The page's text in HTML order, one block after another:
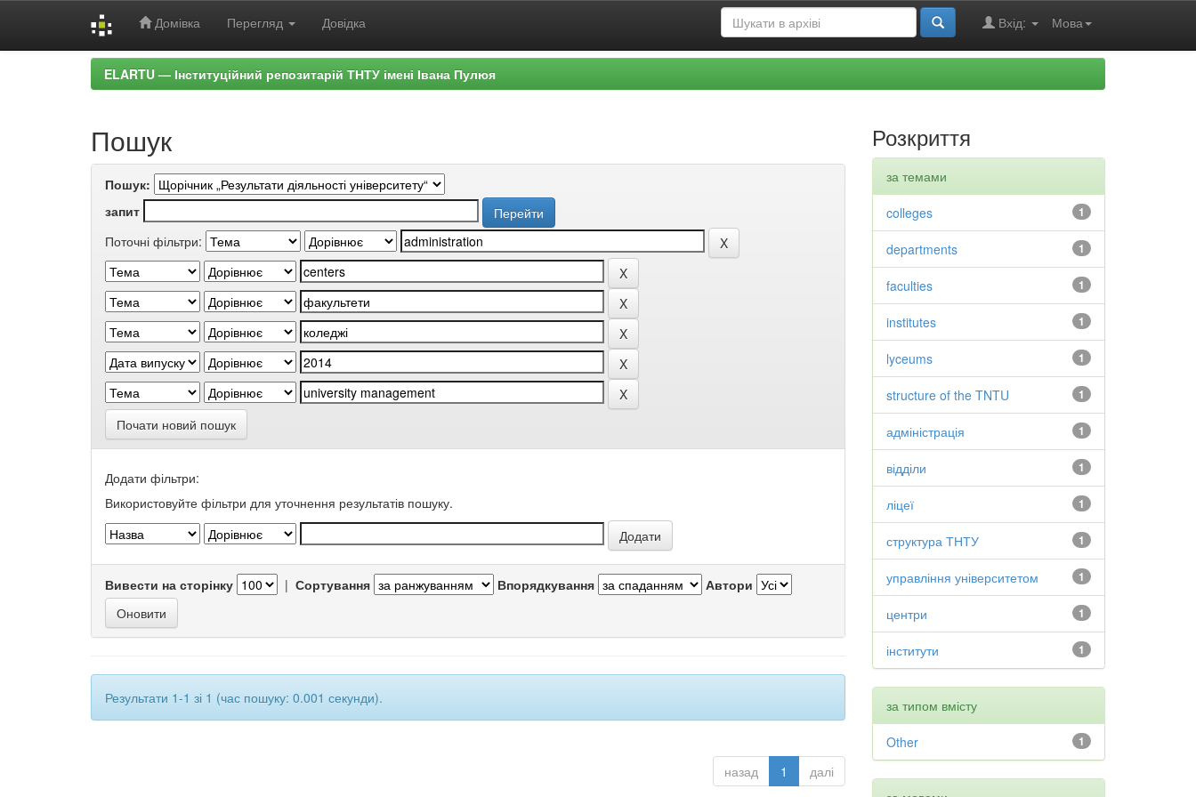
Домівка Перегляд Довідка Мова
Вхід:
ELARTU — Інституційний репозитарій ТНТУ імені Івана Пулюя
Пошук
Пошук:
запит
Поточні фільтри:
Почати новий пошук
Додати фільтри:
Використовуйте фільтри для уточнення результатів пошуку.
Вивести на сторінку | Сортування Впорядкування Автори
Результати 1-1 зі 1 (час пошуку: 0.001 секунди).
назад 1 далі
Розкриття
за темами
1
colleges
1
departments
1
faculties
1
institutes
1
lyceums
1
structure of the TNTU
1
адміністрація
1
відділи
1
ліцеї
1
структура ТНТУ
1
управління університетом
1
центри
1
інститути
за типом вмісту
1
Other